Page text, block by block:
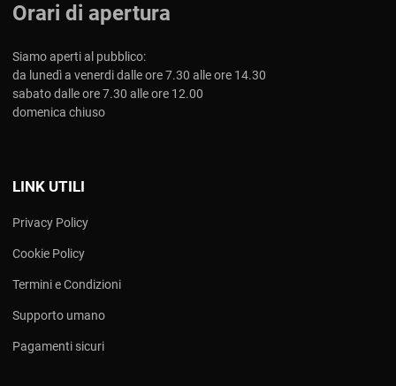
Orari di apertura
Siamo aperti al pubblico:
da lunedì a venerdi dalle ore 7.30 alle ore 14.30
sabato dalle ore 7.30 alle ore 12.00
domenica chiuso
LINK UTILI
Privacy Policy
Cookie Policy
Termini e Condizioni
Supporto umano
Pagamenti sicuri